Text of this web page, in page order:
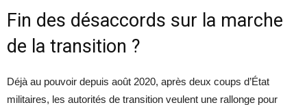
Fin des désaccords sur la marche
de la transition ?
Déjà au pouvoir depuis août 2020, après deux coups d’État
militaires, les autorités de transition veulent une rallonge pour